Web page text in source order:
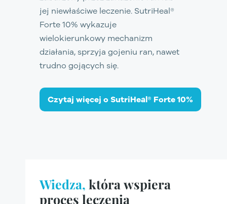
jej niewłaściwe leczenie. SutriHeal®
Forte 10% wykazuje
wielokierunkowy mechanizm
działania, sprzyja gojeniu ran, nawet
trudno gojących się.
Czytaj więcej o SutriHeal® Forte 10%
Wiedza, która wspiera
proces leczenia